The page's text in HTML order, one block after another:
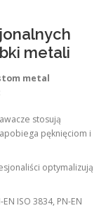
metali
metal
stosują
pęknięciom i
optymalizują
ISO 3834, PN-EN